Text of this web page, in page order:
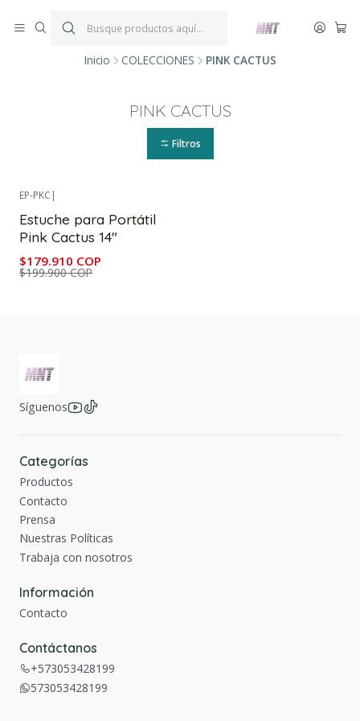
*Aplica condiciones y restricciones*
Inicio COLECCIONES PINK CACTUS
PINK CACTUS
Filtros
EP-PKC |
Estuche para Portátil
Pink Cactus 14"
$179.910 COP
$199.900 COP
Síguenos
Categorías
Productos
Contacto
Prensa
Nuestras Políticas
Trabaja con nosotros
Información
Contacto
Contáctanos
+573053428199
573053428199